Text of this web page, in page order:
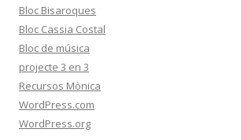
Bloc Bisaroques
Bloc Cassia Costal
Bloc de música
projecte 3 en 3
Recursos Mònica
WordPress.com
WordPress.org